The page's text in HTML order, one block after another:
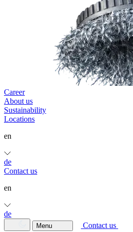
Career
About us
Sustainability
Locations
en
de
Contact us
en
de
Menu Contact us